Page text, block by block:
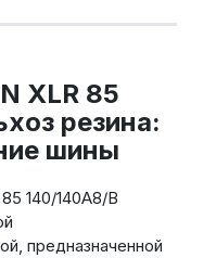
XLR 85
резина:
шины
140/140A8/B
предназначенной